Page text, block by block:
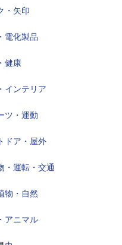
・矢印
電化製品
健康
インテリア
ツ・運動
ドア・屋外
・運転・交通
物・自然
アニマル